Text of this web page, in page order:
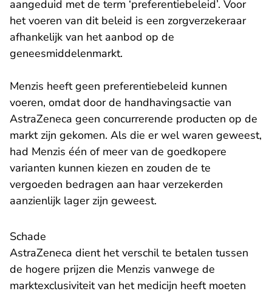
aangeduid met de term ‘preferentiebeleid’. Voor
het voeren van dit beleid is een zorgverzekeraar
afhankelijk van het aanbod op de
geneesmiddelenmarkt.
Menzis heeft geen preferentiebeleid kunnen
voeren, omdat door de handhavingsactie van
AstraZeneca geen concurrerende producten op de
markt zijn gekomen. Als die er wel waren geweest,
had Menzis één of meer van de goedkopere
varianten kunnen kiezen en zouden de te
vergoeden bedragen aan haar verzekerden
aanzienlijk lager zijn geweest.
Schade
AstraZeneca dient het verschil te betalen tussen
de hogere prijzen die Menzis vanwege de
marktexclusiviteit van het medicijn heeft moeten